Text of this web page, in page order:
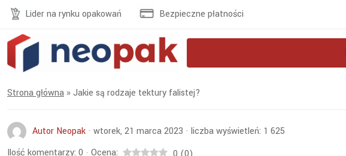
Lider na rynku opakowań Bezpieczne płatności
Strona główna »Jakie są rodzaje tektury falistej?
Autor Neopak · wtorek, 21 marca 2023 · liczba wyświetleń: 1 625
Ilość komentarzy: 0 · Ocena: